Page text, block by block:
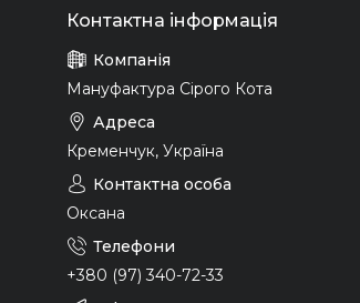
Мануфактура Сірого Кота
Кременчук, Україна
Оксана
+380 (97) 340-72-33